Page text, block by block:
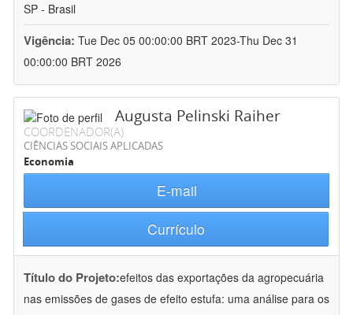
SP - Brasil
Vigência: Tue Dec 05 00:00:00 BRT 2023-Thu Dec 31
00:00:00 BRT 2026
Augusta Pelinski Raiher
COORDENADOR(A)
CIÊNCIAS SOCIAIS APLICADAS
Economia
E-mail
Currículo
Título do Projeto:efeitos das exportações da agropecuária
nas emissões de gases de efeito estufa: uma análise para os